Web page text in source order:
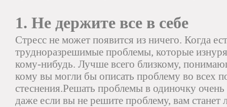
1. Не держите все в себе
Стресс не может появится из ничего. Когда
трудноразрешимые проблемы, которые
кому-нибудь. Лучше всего близкому,
кому вы могли бы описать проблему во всех
стеснения.Решать проблемы в одиночку
даже если вы не решите проблему, вам станет